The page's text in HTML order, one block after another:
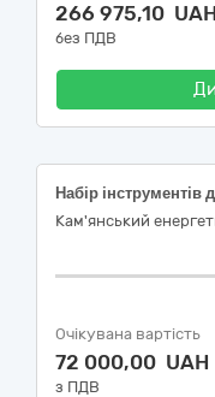
266 975,10 UAH
без ПДВ
Кам'янський
Очікувана вартість
72 000,00 UAH
з ПДВ